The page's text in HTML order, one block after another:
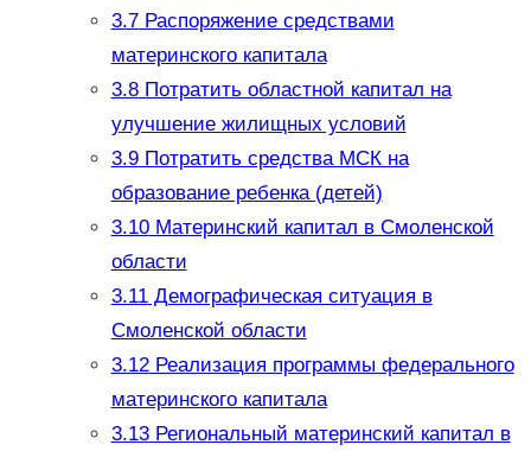
3.7Распоряжение средствами
материнского капитала
3.8Потратить областной капитал на
улучшение жилищных условий
3.9Потратить средства МСК на
образование ребенка (детей)
3.10Материнский капитал в Смоленской
области
3.11Демографическая ситуация в
Смоленской области
3.12Реализация программы федерального
материнского капитала
3.13Региональный материнский капитал в